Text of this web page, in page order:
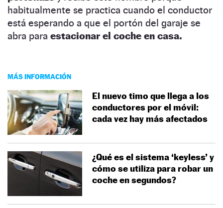
habitualmente se practica cuando el conductor
está esperando a que el portón del garaje se
abra para estacionar el coche en casa.
MÁS INFORMACIÓN
El nuevo timo que llega a los
conductores por el móvil:
cada vez hay más afectados
¿Qué es el sistema ‘keyless’ y
cómo se utiliza para robar un
coche en segundos?